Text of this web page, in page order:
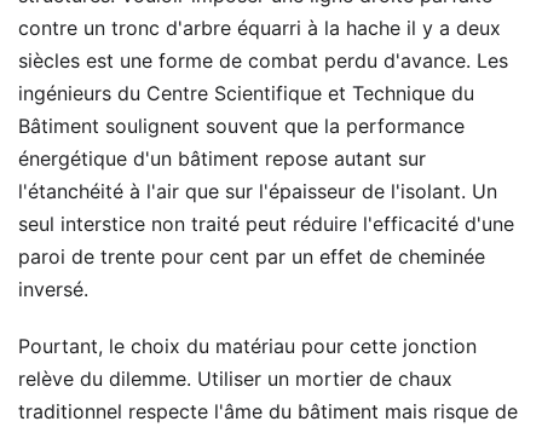
contre un tronc d'arbre équarri à la hache il y a deux
siècles est une forme de combat perdu d'avance. Les
ingénieurs du Centre Scientifique et Technique du
Bâtiment soulignent souvent que la performance
énergétique d'un bâtiment repose autant sur
l'étanchéité à l'air que sur l'épaisseur de l'isolant. Un
seul interstice non traité peut réduire l'efficacité d'une
paroi de trente pour cent par un effet de cheminée
inversé.
Pourtant, le choix du matériau pour cette jonction
relève du dilemme. Utiliser un mortier de chaux
traditionnel respecte l'âme du bâtiment mais risque de